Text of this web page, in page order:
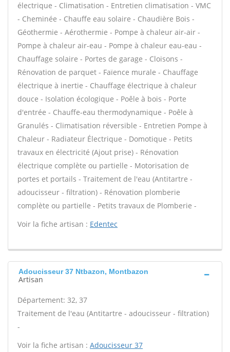
électrique - Climatisation - Entretien climatisation - VMC
- Cheminée - Chauffe eau solaire - Chaudière Bois -
Géothermie - Aérothermie - Pompe à chaleur air-air -
Pompe à chaleur air-eau - Pompe à chaleur eau-eau -
Chauffage solaire - Portes de garage - Cloisons -
Rénovation de parquet - Faïence murale - Chauffage
électrique à inertie - Chauffage électrique à chaleur
douce - Isolation écologique - Poêle à bois - Porte
d'entrée - Chauffe-eau thermodynamique - Poêle à
Granulés - Climatisation réversible - Entretien Pompe à
Chaleur - Radiateur Électrique - Domotique - Petits
travaux en électricité (Ajout prise) - Rénovation
électrique complète ou partielle - Motorisation de
portes et portails - Traitement de l'eau (Antitartre -
adoucisseur - filtration) - Rénovation plomberie
complète ou partielle - Petits travaux de Plomberie -
Voir la fiche artisan : Edentec
Adoucisseur 37 Ntbazon, Montbazon
Artisan
Département: 32, 37
Traitement de l'eau (Antitartre - adoucisseur - filtration)
-
Voir la fiche artisan : Adoucisseur 37